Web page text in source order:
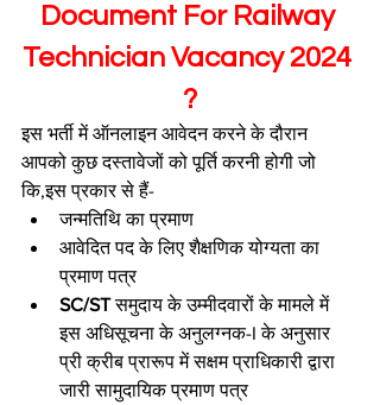
Document For Railway
Technician Vacancy 2024
?
इस भर्ती में ऑनलाइन आवेदन करने के दौरान
आपको कुछ दस्तावेजों को पूर्ति करनी होगी जो
कि,इस प्रकार से हैं-
जन्मतिथि का प्रमाण
आवेदित पद के लिए शैक्षणिक योग्यता का
प्रमाण पत्र
SC/ST समुदाय के उम्मीदवारों के मामले में
इस अधिसूचना के अनुलग्नक-I के अनुसार
प्री क्रीब प्रारूप में सक्षम प्राधिकारी द्वारा
जारी सामुदायिक प्रमाण पत्र